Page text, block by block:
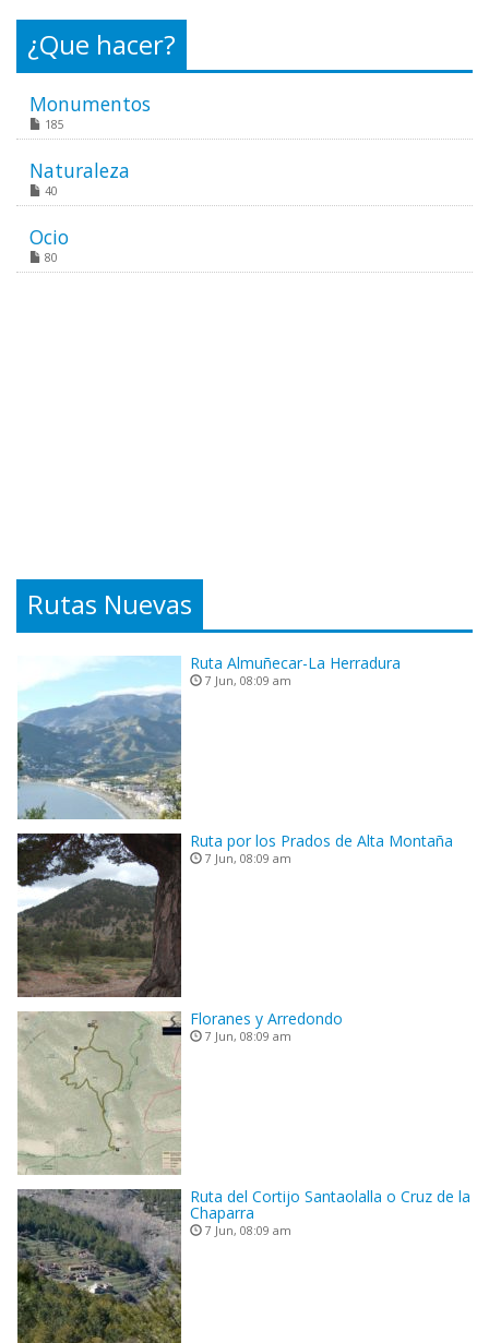
¿Que hacer?
Monumentos
185
Naturaleza
40
Ocio
80
Rutas Nuevas
Ruta Almuñecar-La Herradura
7 Jun, 08:09 am
Ruta por los Prados de Alta Montaña
7 Jun, 08:09 am
Floranes y Arredondo
7 Jun, 08:09 am
Ruta del Cortijo Santaolalla o Cruz de la
Chaparra
7 Jun, 08:09 am